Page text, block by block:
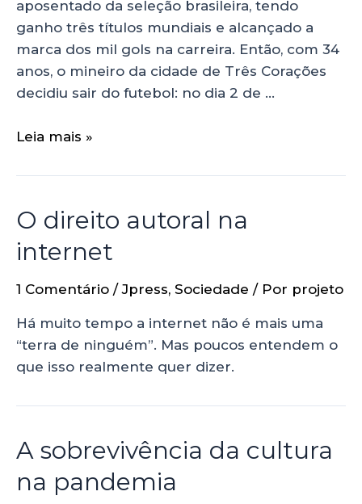
aposentado da seleção brasileira, tendo
ganho três títulos mundiais e alcançado a
marca dos mil gols na carreira. Então, com 34
anos, o mineiro da cidade de Três Corações
decidiu sair do futebol: no dia 2 de …
Leia mais »
O direito autoral na
internet
1 Comentário /Jpress, Sociedade / Por projeto
Há muito tempo a internet não é mais uma
“terra de ninguém”. Mas poucos entendem o
que isso realmente quer dizer.
A sobrevivência da cultura
na pandemia